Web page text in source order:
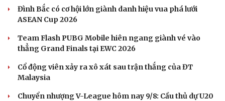
Đình Bắc có cơ hội lớn giành danh hiệu vua phá lưới
ASEAN Cup 2026
Team Flash PUBG Mobile hiên ngang giành vé vào
thẳng Grand Finals tại EWC 2026
Cổ động viên xảy ra xô xát sau trận thắng của ĐT
Malaysia
Chuyển nhượng V-League hôm nay 9/8: Cầu thủ dự U20